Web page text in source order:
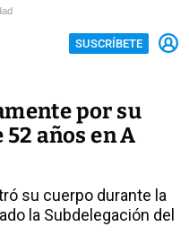
SUSCRÍBETE
por su
años en A
su cuerpo durante la
la Subdelegación del